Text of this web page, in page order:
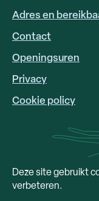
Deze site gebruikt
verbeteren.
FOOTER
LINKS
Adres en
Contact
Openingsuren
Privacy
Cookie policy